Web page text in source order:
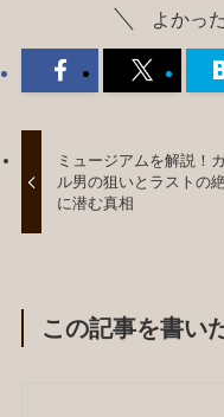
よかっ
ミュージアムを解説！
ル男の狙いとラストの
に潜む真相
この記事を書い